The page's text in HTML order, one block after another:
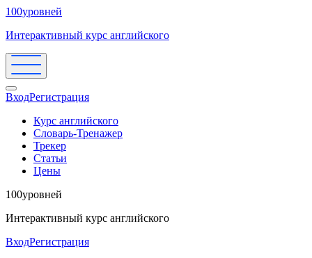
100уровней
Интерактивный курс английского
ВходРегистрация
Курс английского
Словарь-Тренажер
Трекер
Статьи
Цены
100уровней
Интерактивный курс английского
ВходРегистрация